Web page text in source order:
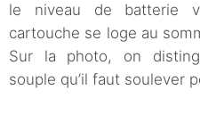
le niveau de batterie
cartouche se loge au
Sur la photo, on
souple qu’il faut soulever